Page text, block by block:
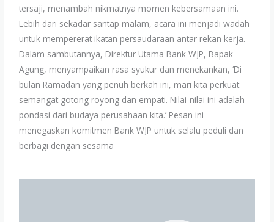
tersaji, menambah nikmatnya momen kebersamaan ini.
Lebih dari sekadar santap malam, acara ini menjadi wadah
untuk mempererat ikatan persaudaraan antar rekan kerja.
Dalam sambutannya, Direktur Utama Bank WJP, Bapak
Agung, menyampaikan rasa syukur dan menekankan, ‘Di
bulan Ramadan yang penuh berkah ini, mari kita perkuat
semangat gotong royong dan empati. Nilai-nilai ini adalah
pondasi dari budaya perusahaan kita.’ Pesan ini
menegaskan komitmen Bank WJP untuk selalu peduli dan
berbagi dengan sesama